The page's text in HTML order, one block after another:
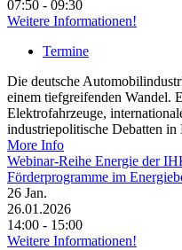
07:50 - 09:30
Weitere Informationen!
Termine
Die deutsche
einem tiefgreifenden Wandel.
Elektrofahrzeuge,
industriepolitische Debatten
More Info
Webinar-Reihe Energie der
Förderprogramme im
26 Jan.
26.01.2026
14:00 - 15:00
Weitere Informationen!